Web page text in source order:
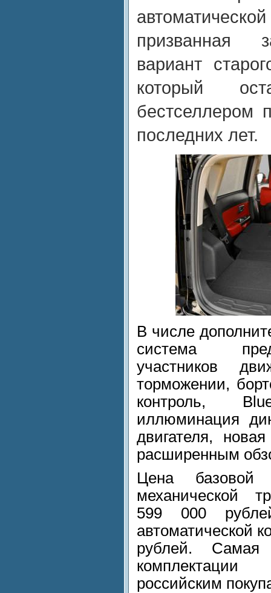
призванная
вариант
который
бестселлером
последних лет.
В числе
система
участников
торможении,
контроль,
иллюминация
двигателя,
расширенным
Цена
механической
599 000
автоматической
рублей.
российским